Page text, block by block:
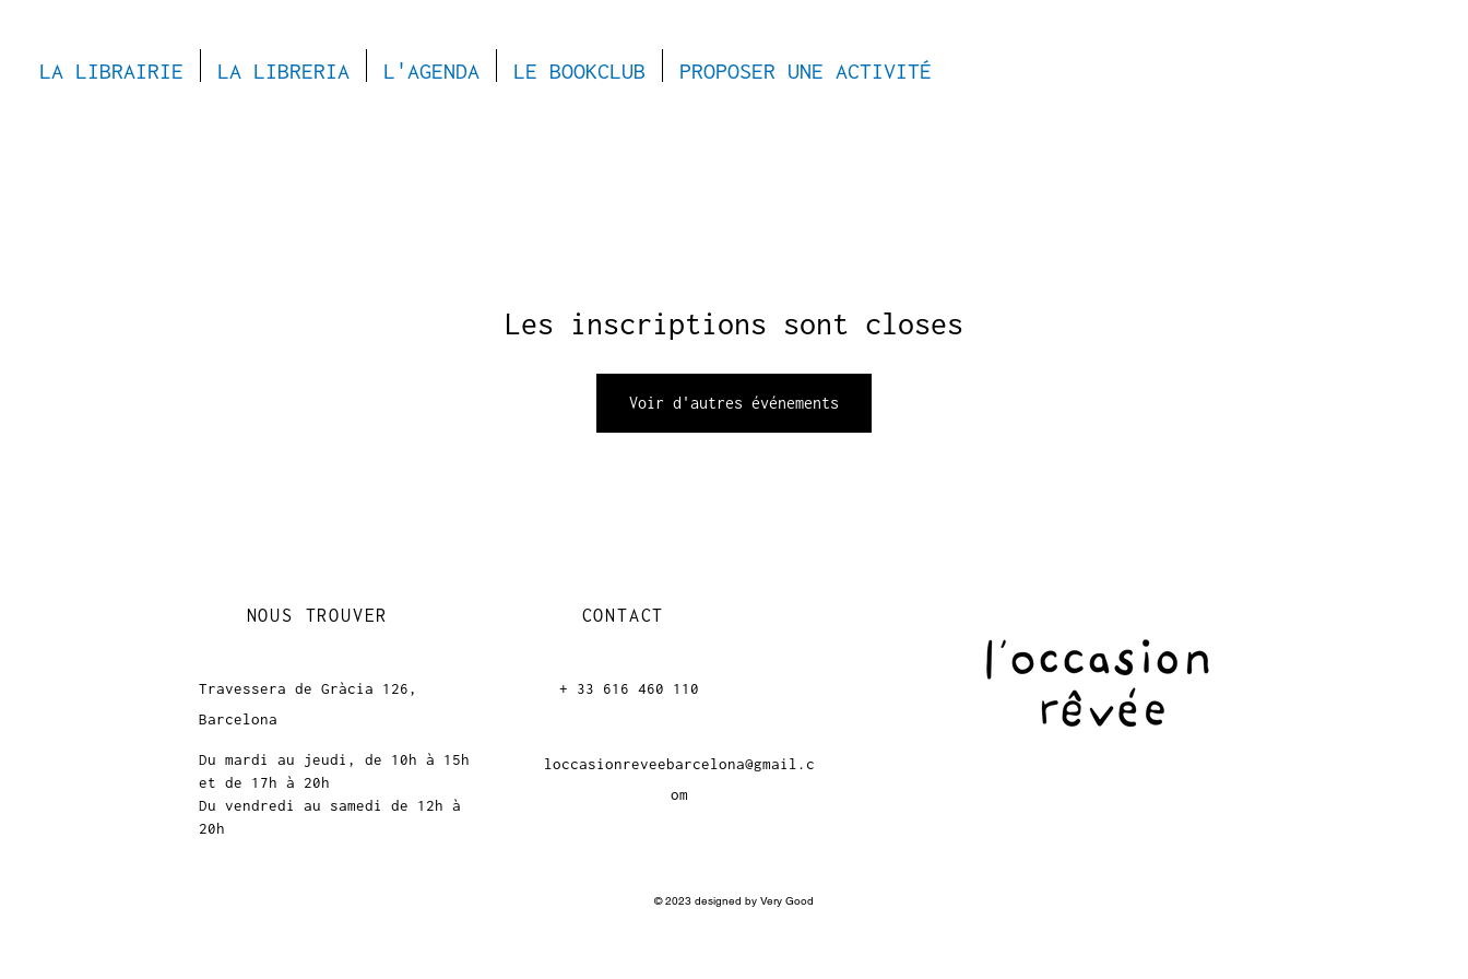
LA LIBRAIRIE LA LIBRERIA L'AGENDA LE BOOKCLUB PROPOSER UNE ACTIVITÉ
Les inscriptions sont closes
Voir d'autres événements
NOUS TROUVER
Travessera de Gràcia 126,
Barcelona
Du mardi au jeudi, de 10h à 15h
et de 17h à 20h
Du vendredi au samedi de 12h à
20h
CONTACT
+ 33 616 460 110
loccasionreveebarcelona@gmail.c
om
© 2023 designed by Very Good